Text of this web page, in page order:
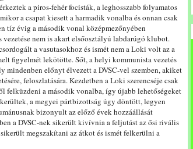
a piros-fehér focisták, a leghosszabb folyamatos
a csapat kiesett a harmadik vonalba és onnan csak
tíz évig a második vonal középmezőnyében
nem is akart elsőosztályú labdarúgó klubot.
a vasutasokhoz és ismét nem a Loki volt az a
figyelmét lekötötte. Sőt, a helyi kommunista vezetés
mindenben előnyt élvezett a DVSC-vel szemben, akiket
feloszlatására. Kezdetben a Loki szerencséje csak
felküzdeni a második vonalba, így újabb lehetőségeket
a megyei pártbizottság úgy döntött, legyen
bizonyult az előző évek hozzáállását
a DVSC-nek sikerült kivívnia a feljutást az ősi rivális
megszakítani az átkot és ismét felkerülni a